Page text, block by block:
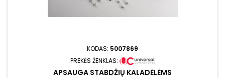
KODAS: 5007869
PREKĖS ŽENKLAS:
APSAUGA STABDŽIŲ KALADĖLĖMS